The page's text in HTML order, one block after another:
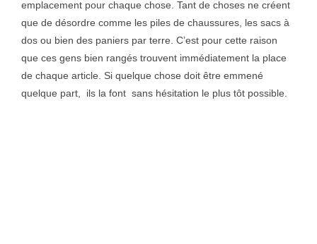
emplacement pour chaque chose. Tant de choses ne créent
que de désordre comme les piles de chaussures, les sacs à
dos ou bien des paniers par terre. C’est pour cette raison
que ces gens bien rangés trouvent immédiatement la place
de chaque article. Si quelque chose doit être emmené
quelque part, ils la font sans hésitation le plus tôt possible.